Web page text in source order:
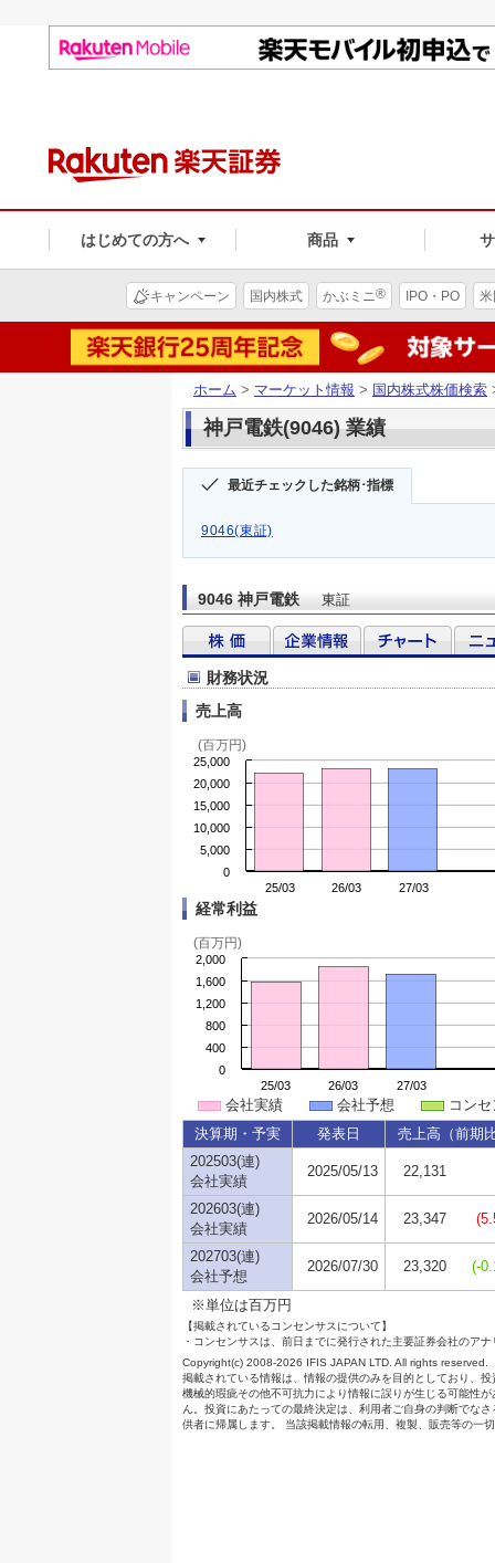
はじめての方へ 商品
キャンペーン 国内株式 かぶミニ® IPO・PO
ホーム > マーケット情報 > 国内株式株価検索
神戸電鉄(9046) 業績
最近チェックした銘柄･指標
9046(東証)
9046 神戸電鉄 東証